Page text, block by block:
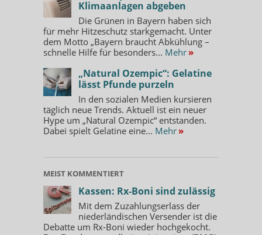
Klimaanlagen abgeben
Die Grünen in Bayern haben sich
für mehr Hitzeschutz starkgemacht. Unter
dem Motto „Bayern braucht Abkühlung –
schnelle Hilfe für besonders... Mehr »
„Natural Ozempic“: Gelatine
lässt Pfunde purzeln
In den sozialen Medien kursieren
täglich neue Trends. Aktuell ist ein neuer
Hype um „Natural Ozempic“ entstanden.
Dabei spielt Gelatine eine... Mehr »
MEIST KOMMENTIERT
Kassen: Rx-Boni sind zulässig
Mit dem Zuzahlungserlass der
niederländischen Versender ist die
Debatte um Rx-Boni wieder hochgekocht.